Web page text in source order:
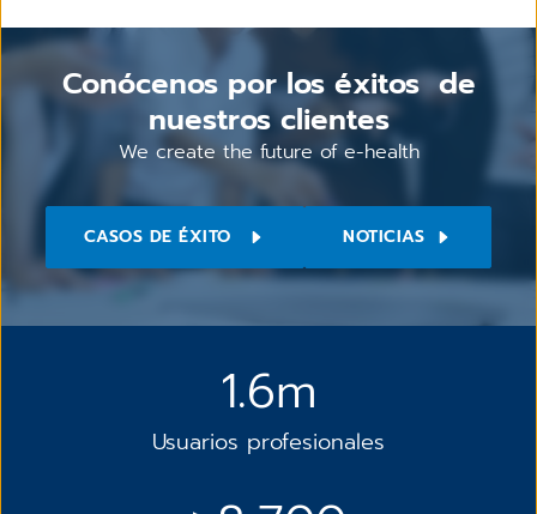
Conócenos por los éxitos de
nuestros clientes
We create the future of e-health
CASOS DE ÉXITO NOTICIAS
1.6m
Usuarios profesionales